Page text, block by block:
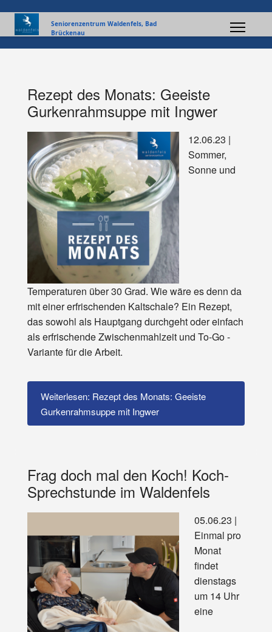
Seniorenzentrum Waldenfels, Bad
Brückenau
Rezept des Monats: Geeiste
Gurkenrahmsuppe mit Ingwer
12.06.23 |
Sommer,
Sonne und
Temperaturen über 30 Grad. Wie wäre es denn da
mit einer erfrischenden Kaltschale? Ein Rezept,
das sowohl als Hauptgang durchgeht oder einfach
als erfrischende Zwischenmahlzeit und To-Go -
Variante für die Arbeit.
Weiterlesen: Rezept des Monats: Geeiste
Gurkenrahmsuppe mit Ingwer
Frag doch mal den Koch! Koch-
Sprechstunde im Waldenfels
05.06.23 |
Einmal pro
Monat
findet
dienstags
um 14 Uhr
eine